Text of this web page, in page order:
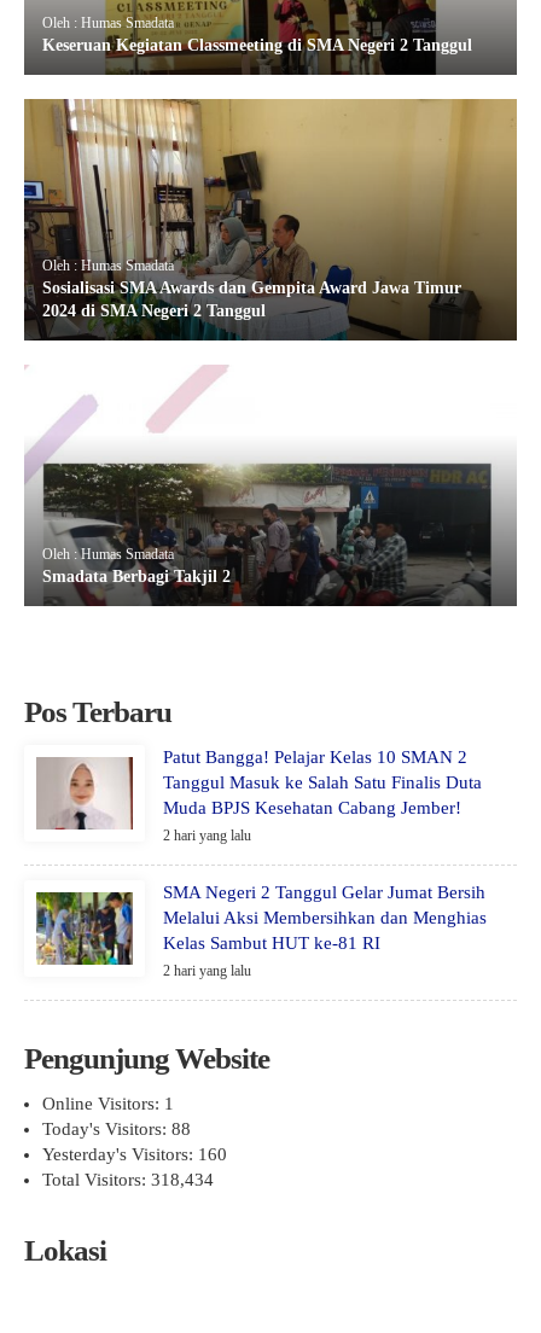
Oleh : Humas Smadata
Keseruan Kegiatan Classmeeting di SMA Negeri 2 Tanggul
Oleh : Humas Smadata
Sosialisasi SMA Awards dan Gempita Award Jawa Timur
2024 di SMA Negeri 2 Tanggul
Oleh : Humas Smadata
Smadata Berbagi Takjil 2
Pos Terbaru
Patut Bangga! Pelajar Kelas 10 SMAN 2
Tanggul Masuk ke Salah Satu Finalis Duta
Muda BPJS Kesehatan Cabang Jember!
2 hari yang lalu
SMA Negeri 2 Tanggul Gelar Jumat Bersih
Melalui Aksi Membersihkan dan Menghias
Kelas Sambut HUT ke-81 RI
2 hari yang lalu
Pengunjung Website
Online Visitors: 1
Today's Visitors: 88
Yesterday's Visitors: 160
Total Visitors: 318,434
Lokasi